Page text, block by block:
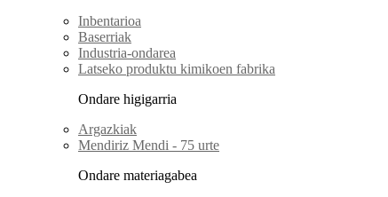
Inbentarioa
Baserriak
Industria-ondarea
Latseko produktu kimikoen fabrika
Ondare higigarria
Argazkiak
Mendiriz Mendi - 75 urte
Ondare materiagabea